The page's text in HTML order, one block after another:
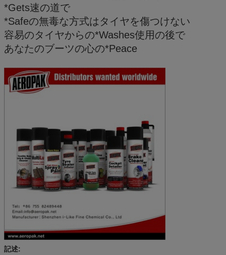
*Gets速の道で
*Safeの無毒な方式はタイヤを傷つけない
容易のタイヤからの*Washes使用の後で
あなたのブーツの心の*Peace
記述: